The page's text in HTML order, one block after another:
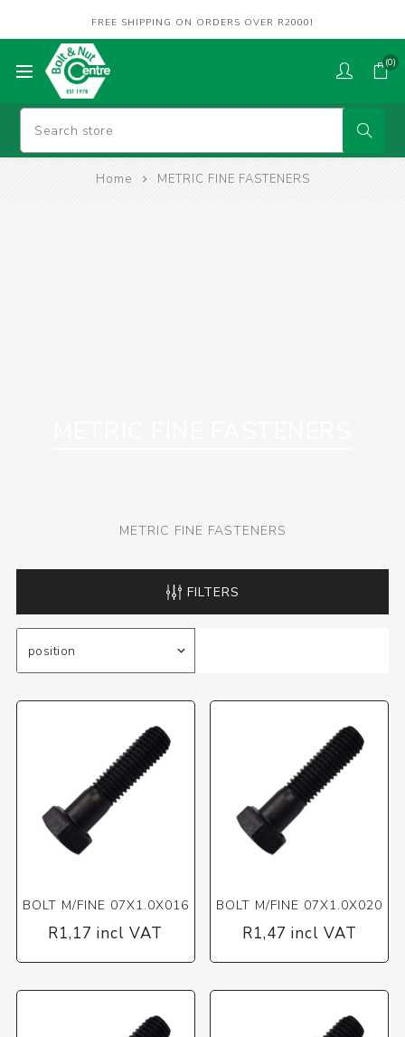
FREE SHIPPING ON ORDERS OVER R2000!
(0)
Home METRIC FINE FASTENERS
METRIC FINE FASTENERS
FILTERS
BOLT M/FINE 07X1.0X016
R1,17 incl VAT
BOLT M/FINE 07X1.0X020
R1,47 incl VAT